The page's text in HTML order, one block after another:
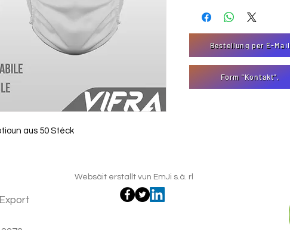
aus 50 Stéck
Bestellung per E-Mail
Form "Kontakt".
Websäit erstallt vun EmJi s.à. rl